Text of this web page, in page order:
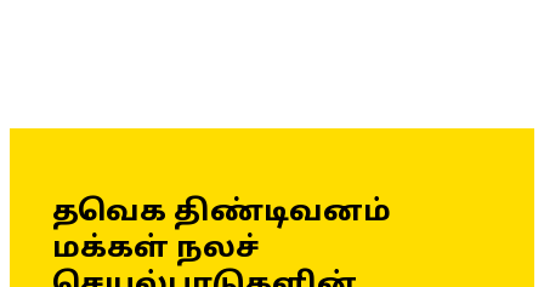
தவெக திண்டிவனம்
மக்கள் நலச்